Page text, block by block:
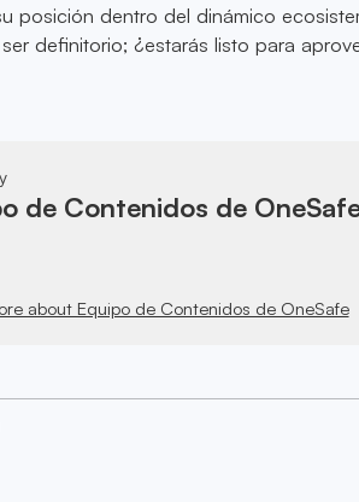
posición dentro del dinámico
definitorio; ¿estarás listo para
de Contenidos de
about Equipo de Contenidos de OneSafe